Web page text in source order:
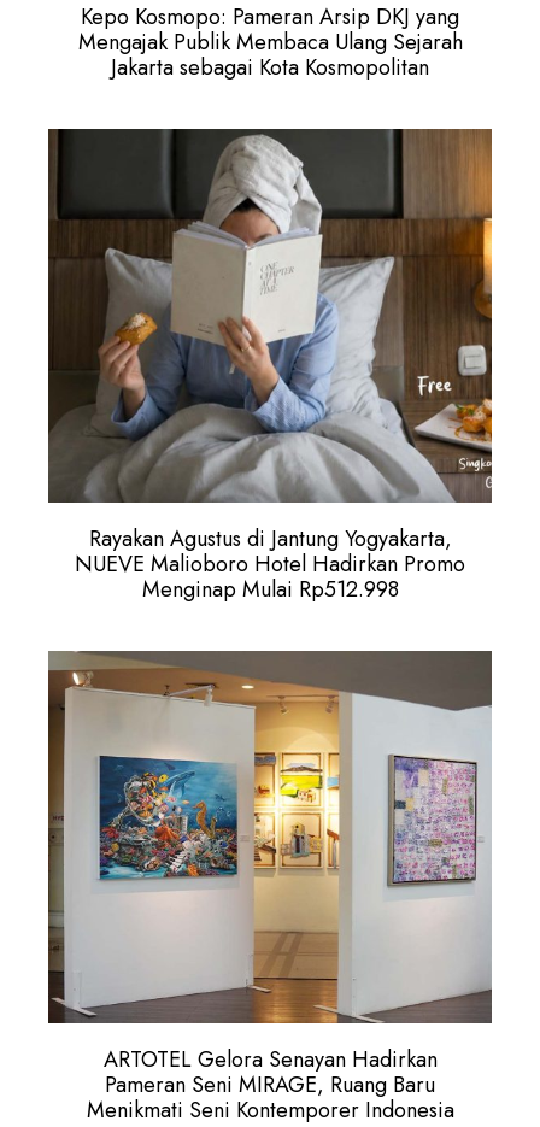
Kepo Kosmopo: Pameran Arsip DKJ yang
Mengajak Publik Membaca Ulang Sejarah
Jakarta sebagai Kota Kosmopolitan
Rayakan Agustus di Jantung Yogyakarta,
NUEVE Malioboro Hotel Hadirkan Promo
Menginap Mulai Rp512.998
ARTOTEL Gelora Senayan Hadirkan
Pameran Seni MIRAGE, Ruang Baru
Menikmati Seni Kontemporer Indonesia